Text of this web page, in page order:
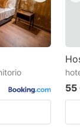
55